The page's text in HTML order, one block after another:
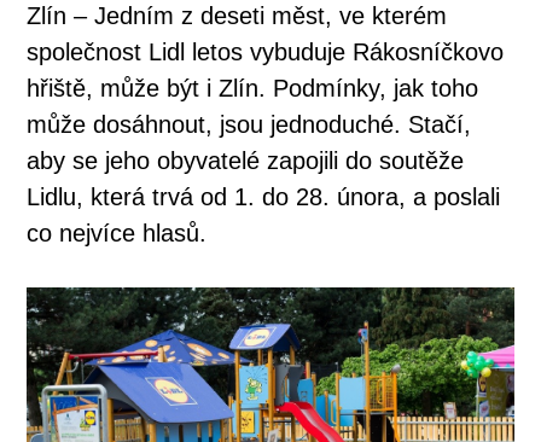
Zlín – Jedním z deseti měst, ve kterém
společnost Lidl letos vybuduje Rákosníčkovo
hřiště, může být i Zlín. Podmínky, jak toho
může dosáhnout, jsou jednoduché. Stačí,
aby se jeho obyvatelé zapojili do soutěže
Lidlu, která trvá od 1. do 28. února, a poslali
co nejvíce hlasů.